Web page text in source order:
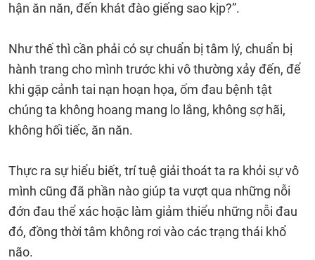
hận ăn năn, đến khát đào giếng sao kịp?”.
Như thế thì cần phải có sự chuẩn bị tâm lý, chuẩn bị
hành trang cho mình trước khi vô thường xảy đến, để
khi gặp cảnh tai nạn hoạn họa, ốm đau bệnh tật
chúng ta không hoang mang lo lắng, không sợ hãi,
không hối tiếc, ăn năn.
Thực ra sự hiểu biết, trí tuệ giải thoát ta ra khỏi sự vô
mình cũng đã phần nào giúp ta vượt qua những nỗi
đớn đau thể xác hoặc làm giảm thiểu những nỗi đau
đó, đồng thời tâm không rơi vào các trạng thái khổ
não.